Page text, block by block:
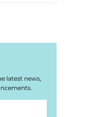
latest news,